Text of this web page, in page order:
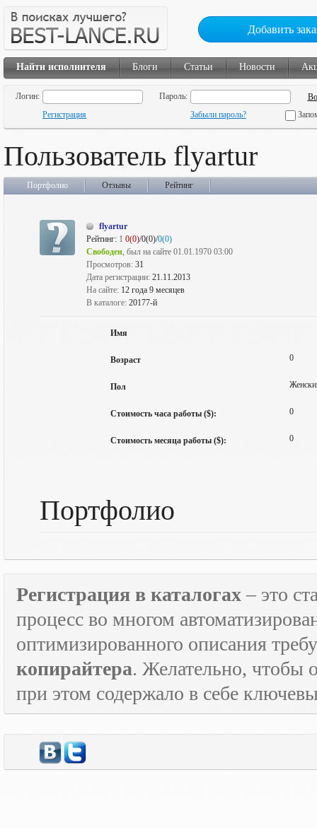
Добавить
Найти исполнителя Блоги Статьи Новости
Логин:
Пароль:
Регистрация
Забыли пароль?
Пользователь flyartur
Портфолио Отзывы Рейтинг
flyartur
Рейтинг: 1 0(0)/0(0)/0(0)
Свободен, был на сайте 01.01.1970 03:00
Просмотров: 31
Дата регистрации: 21.11.2013
На сайте: 12 года 9 месяцев
В каталоге: 20177-й
Имя
Возраст 0
Пол
Стоимость часа работы ($): 0
Стоимость месяца работы ($): 0
Портфолио
Регистрация в каталогах– это
процесс во многом
оптимизированного описания
копирайтера. Желательно, чтобы
при этом содержало в себе